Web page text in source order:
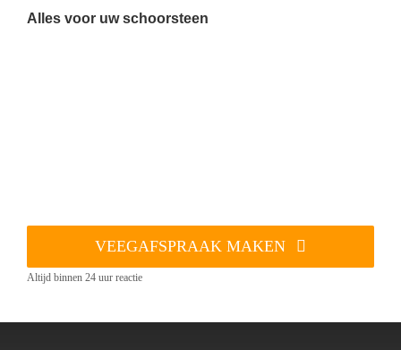
Alles voor uw schoorsteen
VEEGAFSPRAAK MAKEN
Altijd binnen 24 uur reactie